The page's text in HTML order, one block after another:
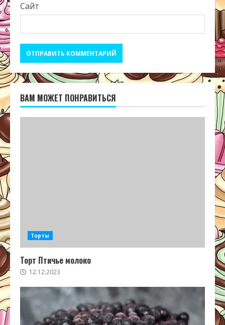
Сайт
ВАМ МОЖЕТ ПОНРАВИТЬСЯ
Торты
Торт Птичье молоко
12.12.2023